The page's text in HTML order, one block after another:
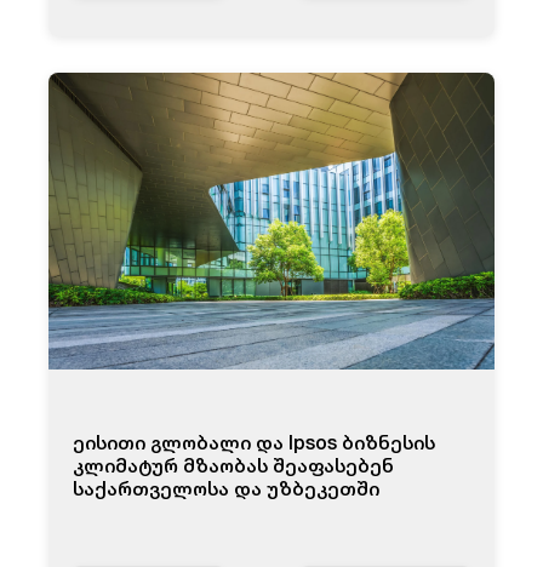
ეისითი გლობალი და Ipsos ბიზნესის
კლიმატურ მზაობას შეაფასებენ
საქართველოსა და უზბეკეთში